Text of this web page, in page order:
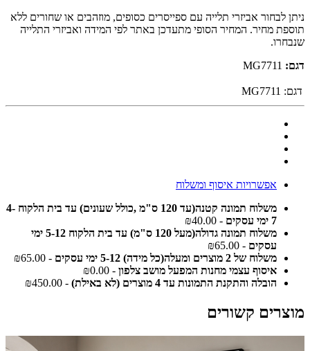
ניתן לבחור אביזרי תלייה עם ספייסרים כסופים, מוזהבים או שחורים ללא
תוספת מחיר. המחיר הסופי מתעדכן באתר לפי המידה ואביזרי התלייה
שנבחרו.
דגם:
דגם: MG7711
אפשרויות איסוף ומשלוח
משלוח תמונה קטנה(עד 120 ס"מ ,כולל שעונים) עד בית הלקוח 4-
7 ימי עסקים
- ₪40.00
משלוח תמונה גדולה(מעל 120 ס"מ) עד בית הלקוח 5-12 ימי
עסקים - ₪65.00
משלוח של 2 מוצרים ומעלה(כל מידה) 5-12 ימי עסקים
- ₪65.00
איסוף עצמי מחנות המפעל מושב צלפון - ₪0.00
הובלה והתקנת התמונות עד 4 מוצרים (לא באילת)
- ₪450.00
מוצרים קשורים